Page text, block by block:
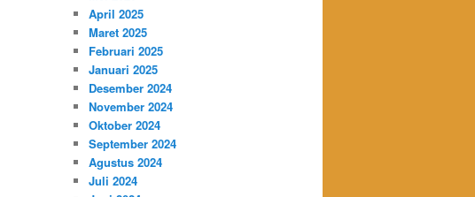
April 2025
Maret 2025
Februari 2025
Januari 2025
Desember 2024
November 2024
Oktober 2024
September 2024
Agustus 2024
Juli 2024